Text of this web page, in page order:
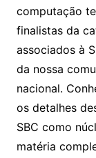
computação
finalistas da
associados à
da nossa
nacional.
os detalhes
SBC como
matéria